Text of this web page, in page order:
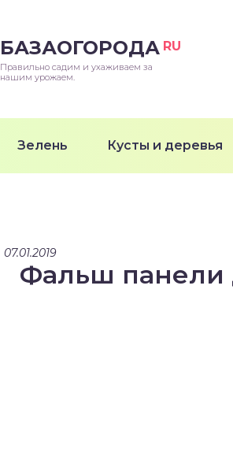
БАЗАОГОРОДА RU
Правильно садим и ухаживаем за
нашим урожаем.
Зелень Кусты и деревья
07.01.2019
Фальш панели